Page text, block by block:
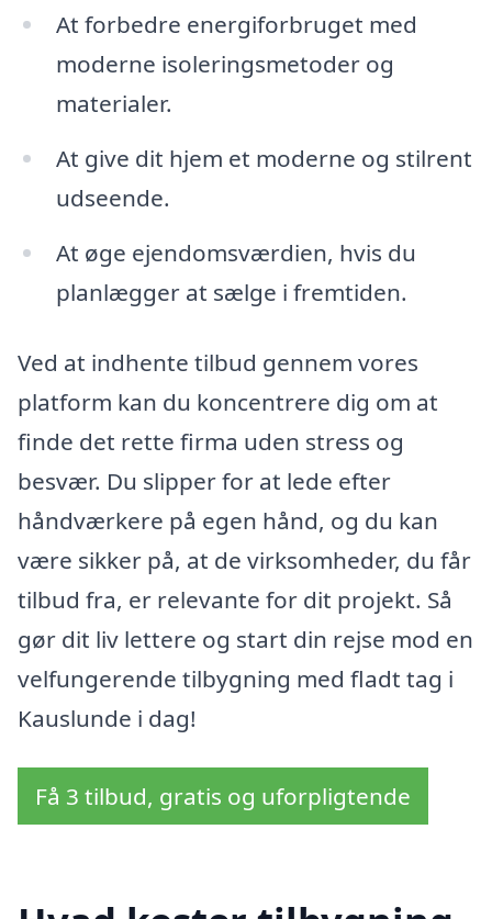
At forbedre energiforbruget med
moderne isoleringsmetoder og
materialer.
At give dit hjem et moderne og stilrent
udseende.
At øge ejendomsværdien, hvis du
planlægger at sælge i fremtiden.
Ved at indhente tilbud gennem vores
platform kan du koncentrere dig om at
finde det rette firma uden stress og
besvær. Du slipper for at lede efter
håndværkere på egen hånd, og du kan
være sikker på, at de virksomheder, du får
tilbud fra, er relevante for dit projekt. Så
gør dit liv lettere og start din rejse mod en
velfungerende tilbygning med fladt tag i
Kauslunde i dag!
Få 3 tilbud, gratis og uforpligtende